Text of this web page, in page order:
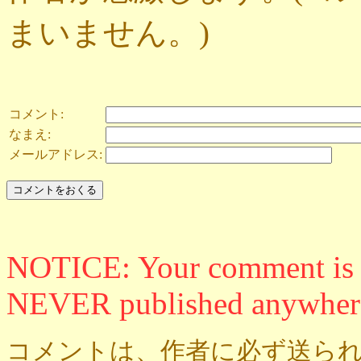
まいません。)
コメント:
なまえ:
メールアドレス:
NOTICE: Your comment
NEVER published
コメントは、作者に必ず送ら